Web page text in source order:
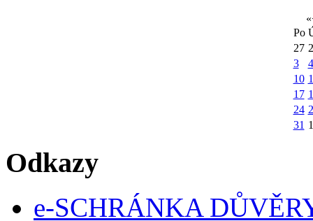
«
Po
27
3
4
10
17
24
31 1
Odkazy
e-SCHRÁNKA